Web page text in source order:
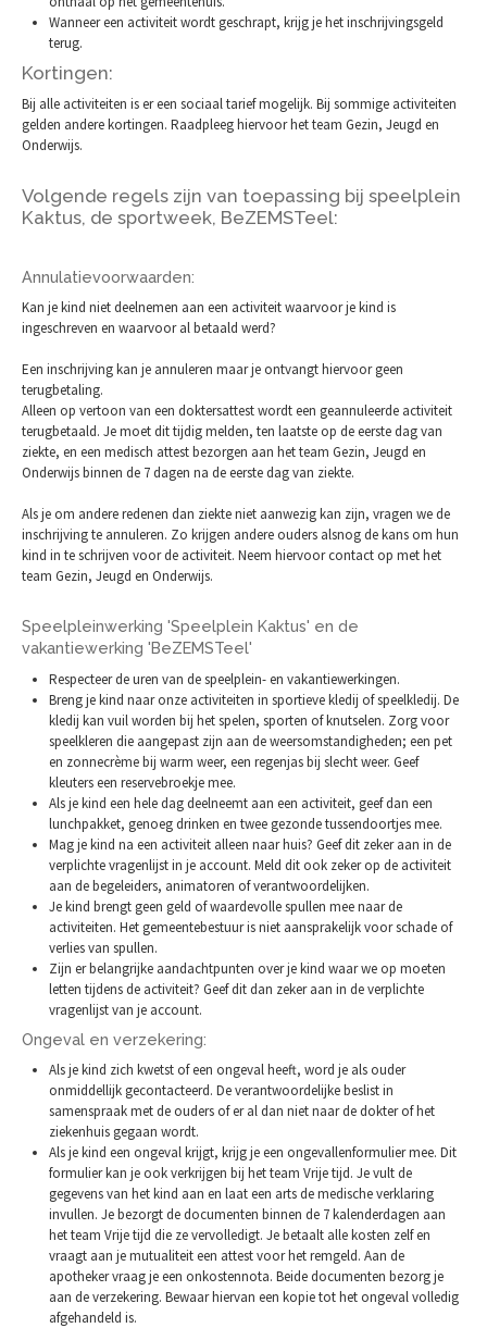
Wanneer een activiteit wordt geschrapt, krijg je het inschrijvingsgeld
terug.
Kortingen:
Bij alle activiteiten is er een sociaal tarief mogelijk. Bij sommige activiteiten
gelden andere kortingen. Raadpleeg hiervoor het team Gezin, Jeugd en
Onderwijs.
Volgende regels zijn van toepassing bij speelplein
Kaktus, de sportweek, BeZEMSTeel:
Annulatievoorwaarden:
Kan je kind niet deelnemen aan een activiteit waarvoor je kind is
ingeschreven en waarvoor al betaald werd?
Een inschrijving kan je annuleren maar je ontvangt hiervoor geen
terugbetaling.
Alleen op vertoon van een doktersattest wordt een geannuleerde activiteit
terugbetaald. Je moet dit tijdig melden, ten laatste op de eerste dag van
ziekte, en een medisch attest bezorgen aan het team Gezin, Jeugd en
Onderwijs binnen de 7 dagen na de eerste dag van ziekte.
Als je om andere redenen dan ziekte niet aanwezig kan zijn, vragen we de
inschrijving te annuleren. Zo krijgen andere ouders alsnog de kans om hun
kind in te schrijven voor de activiteit. Neem hiervoor contact op met het
team Gezin, Jeugd en Onderwijs.
Speelpleinwerking 'Speelplein Kaktus' en de
vakantiewerking 'BeZEMSTeel'
Respecteer de uren van de speelplein- en vakantiewerkingen.
Breng je kind naar onze activiteiten in sportieve kledij of speelkledij. De
kledij kan vuil worden bij het spelen, sporten of knutselen. Zorg voor
speelkleren die aangepast zijn aan de weersomstandigheden; een pet
en zonnecrème bij warm weer, een regenjas bij slecht weer. Geef
kleuters een reservebroekje mee.
Als je kind een hele dag deelneemt aan een activiteit, geef dan een
lunchpakket, genoeg drinken en twee gezonde tussendoortjes mee.
Mag je kind na een activiteit alleen naar huis? Geef dit zeker aan in de
verplichte vragenlijst in je account. Meld dit ook zeker op de activiteit
aan de begeleiders, animatoren of verantwoordelijken.
Je kind brengt geen geld of waardevolle spullen mee naar de
activiteiten. Het gemeentebestuur is niet aansprakelijk voor schade of
verlies van spullen.
Zijn er belangrijke aandachtpunten over je kind waar we op moeten
letten tijdens de activiteit? Geef dit dan zeker aan in de verplichte
vragenlijst van je account.
Ongeval en verzekering:
Als je kind zich kwetst of een ongeval heeft, word je als ouder
onmiddellijk gecontacteerd. De verantwoordelijke beslist in
samenspraak met de ouders of er al dan niet naar de dokter of het
ziekenhuis gegaan wordt.
Als je kind een ongeval krijgt, krijg je een ongevallenformulier mee. Dit
formulier kan je ook verkrijgen bij het team Vrije tijd. Je vult de
gegevens van het kind aan en laat een arts de medische verklaring
invullen. Je bezorgt de documenten binnen de 7 kalenderdagen aan
het team Vrije tijd die ze vervolledigt. Je betaalt alle kosten zelf en
vraagt aan je mutualiteit een attest voor het remgeld. Aan de
apotheker vraag je een onkostennota. Beide documenten bezorg je
aan de verzekering. Bewaar hiervan een kopie tot het ongeval volledig
afgehandeld is.